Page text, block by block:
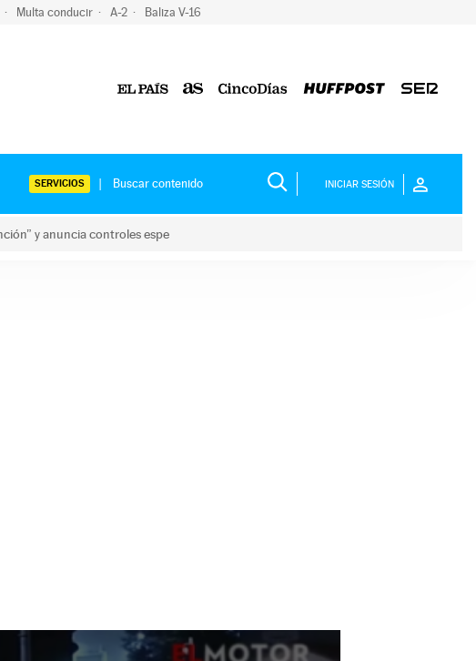
Multa conducir A-2 Baliza V-16
SERVICIOS INICIAR SESIÓN
y anuncia controles espe